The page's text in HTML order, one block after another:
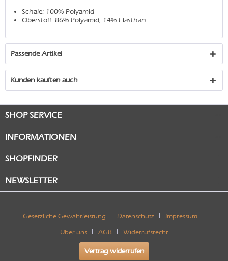
Schale: 100% Polyamid
Oberstoff: 86% Polyamid, 14% Elasthan
Passende Artikel
Kunden kauften auch
SHOP SERVICE
INFORMATIONEN
SHOPFINDER
NEWSLETTER
Gesetzliche Gewährleistung Datenschutz Impressum
Über uns AGB Widerrufsrecht
Vertrag widerrufen